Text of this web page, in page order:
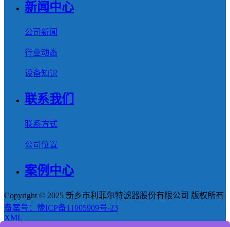
新闻中心
公司新闻
行业动态
设备知识
联系我们
联系方式
公司位置
案例中心
Copyright © 2025 新乡市利菲尔特滤器股份有限公司 版权所有
备案号：豫ICP备11005909号-23
XML